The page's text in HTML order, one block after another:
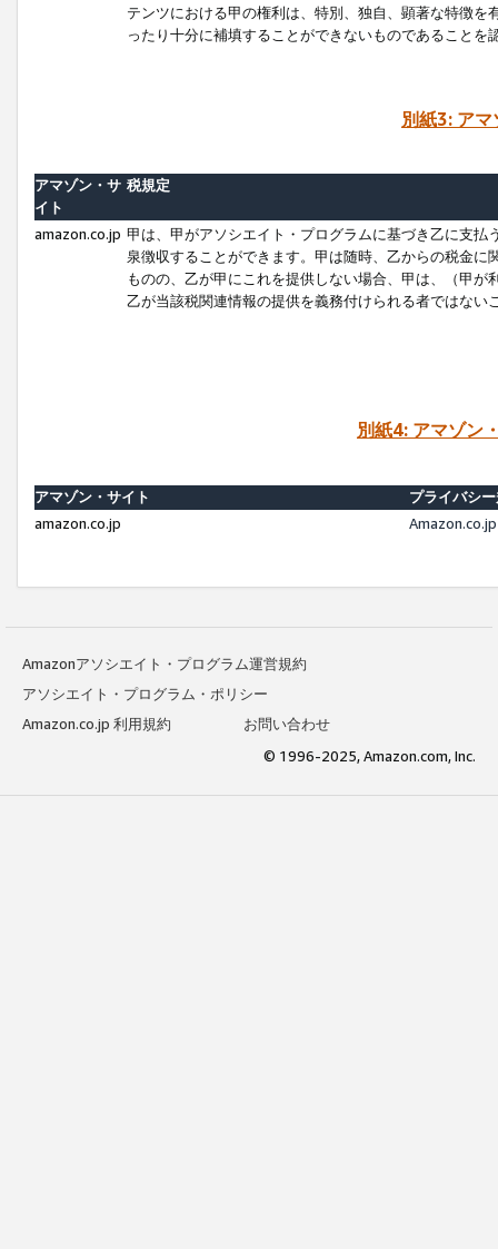
テンツにおける甲の権利は、特別、独自、顕著な特徴
ったり十分に補填することができないものであることを
別紙3: ア
アマゾン・サ
イト
税規定
amazon.co.jp 甲は、甲がアソシエイト・プログラムに基づき乙に支
泉徴収することができます。甲は随時、乙からの税金
ものの、乙が甲にこれを提供しない場合、甲は、（甲
乙が当該税関連情報の提供を義務付けられる者ではな
別紙4: アマゾン
アマゾン・サイト
プライバシ
amazon.co.jp
Amazonアソシエイト・プログラム運営規約
アソシエイト・プログラム・ポリシー
Amazon.co.jp 利用規約
お問い合わせ
© 1996-2025, Amazon.com, Inc.